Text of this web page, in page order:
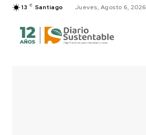
13 C Santiago Jueves, Agosto 6, 2026